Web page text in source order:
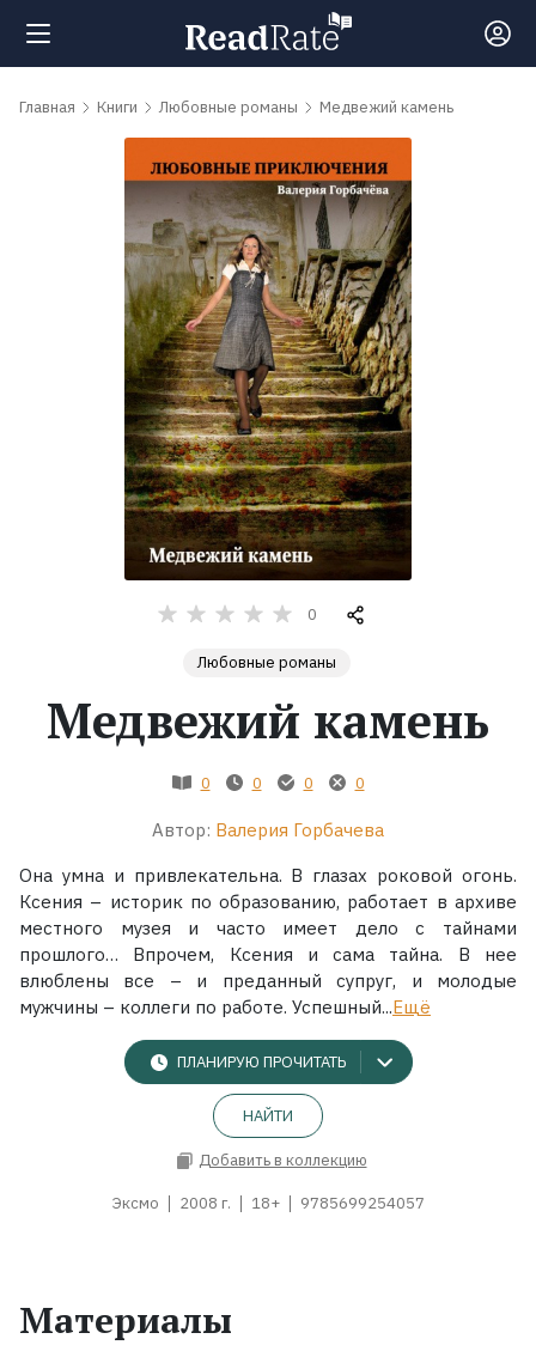
Поиск
Рейтинги
обсуждаемые
Экранизации
Главная Книги Любовные романы Медвежий камень
0
Любовные романы
Медвежий камень
0 0 0 0
Автор: Валерия Горбачева
Она умна и привлекательна. В глазах роковой огонь.
Ксения – историк по образованию, работает в архиве
местного музея и часто имеет дело с тайнами
прошлого… Впрочем, Ксения и сама тайна. В нее
влюблены все – и преданный супруг, и молодые
мужчины – коллеги по работе. Успешный...Ещё
ПЛАНИРУЮ ПРОЧИТАТЬ
НАЙТИ
Добавить в коллекцию
Эксмо 2008 г. 18+ 9785699254057
Материалы